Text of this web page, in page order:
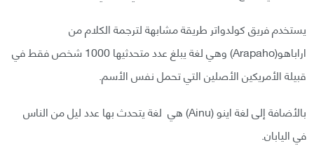
يستخدم فريق كولدواتر طريقة مشابهة لترجمة الكلام من
اراباهو(Arapaho) وهي لغة يبلغ عدد متحدثيها 1000 شخص فقط في
قبيلة الأمريكين الأصلين التي تحمل نفس الأسم.
بالأضافة إلى لغة اينو (Ainu) هي لغة يتحدث بها عدد ليل من الناس
في اليابان.